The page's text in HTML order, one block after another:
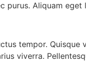
purus. Aliquam
tempor.
viverra.